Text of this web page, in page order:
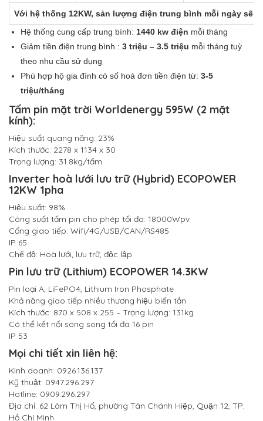
Với hệ thống 12KW, sản lượng điện trung bình mỗi ngày sẽ
Hệ thống cung cấp trung bình: 1440 kw điện mỗi tháng
Giảm tiền điện trung bình : 3 triệu – 3.5 triệu mỗi tháng tuỳ
theo nhu cầu sử dụng
Phù hợp hộ gia đình có số hoá đơn tiền điện từ: 3-5
triệu/tháng
Tấm pin mặt trời Worldenergy 595W (2 mặt
kính):
Hiệu suất quang năng: 23%
Kích thước: 2278 x 1134 x 30
Trọng lượng: 31.8kg/tấm
Inverter hoà lưới lưu trữ (Hybrid) ECOPOWER
12KW 1pha
Hiệu suất: 98%
Công suất tấm pin cho phép tối đa: 18000Wpv
Cổng giao tiếp: Wifi/4G/USB/CAN/RS485
IP 65
Chế độ: Hoà lưới, lưu trữ, độc lập
Pin lưu trữ (Lithium) ECOPOWER 14.3KW
Pin loại A, LiFePO4, Lithium Iron Phosphate
Khả năng giao tiếp nhiều thương hiệu biến tần
Kích thước: 870 x 508 x 255 – Trọng lượng: 131kg
Có thể kết nối song song tối đa 16 pin
IP 53
Mọi chi tiết xin liên hệ:
Kinh doanh: 0926.136.137
Kỹ thuật: 0947.296.297
Hotline: 0909.296.297
Địa chỉ: 62 Lâm Thị Hố, phường Tân Chánh Hiệp, Quận 12, TP.
Hồ Chí Minh